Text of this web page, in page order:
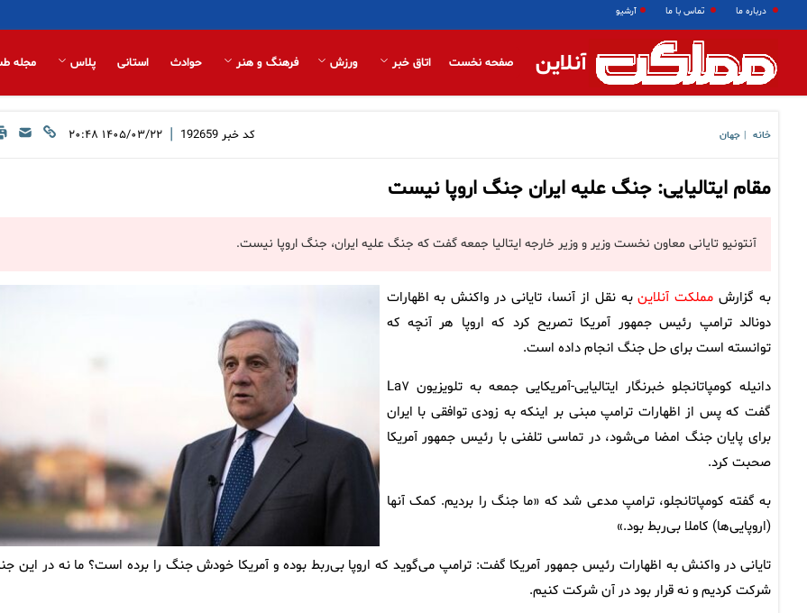
درباره ما تماس با ما آرشیو
آنلاین صفحه نخست اتاق خبر ورزش فرهنگ و هنر حوادث استانی پلاس مجله
خانه جهان کد خبر 192659
| ۱۴۰۵/۰۳/۲۲ ۲۰:۴۸
مقام ایتالیایی: جنگ علیه ایران جنگ اروپا نیست
آنتونیو تایانی معاون نخست وزیر و وزیر خارجه ایتالیا جمعه گفت که جنگ علیه ایران، جنگ اروپا نیست.
به گزارش مملکت آنلاینبه نقل از آنسا، تایانی در واکنش به اظهارات
دونالد ترامپ رئیس جمهور آمریکا تصریح کرد که اروپا هر آنچه که
توانسته است برای حل جنگ انجام داده است.
دانیله کومپاتانجلو خبرنگار ایتالیایی-آمریکایی جمعه به تلویزیون La۷
گفت که پس از اظهارات ترامپ مبنی بر اینکه به زودی توافقی با ایران
برای پایان جنگ امضا می‌شود، در تماسی تلفنی با رئیس جمهور آمریکا
صحبت کرد.
به گفته کومپاتانجلو، ترامپ مدعی شد که «ما جنگ را بردیم. کمک آنها
(اروپایی‌ها) کاملا بی‌ربط بود.»
تایانی در واکنش به اظهارات رئیس جمهور آمریکا گفت: ترامپ می‌گوید که اروپا بی‌ربط بوده و آمریکا خودش جنگ را برده است؟ ما نه در این
شرکت کردیم و نه قرار بود در آن شرکت کنیم.